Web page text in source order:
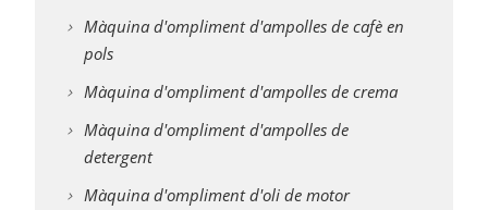
Màquina d'ompliment d'ampolles de cafè en
pols
Màquina d'ompliment d'ampolles de crema
Màquina d'ompliment d'ampolles de
detergent
Màquina d'ompliment d'oli de motor